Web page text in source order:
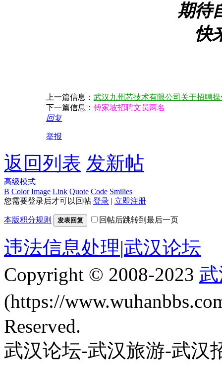
期待
快
上一篇信息： 武汉九州芯技术有限公司关于招聘
下一篇信息： 傅家坡招聘文员两名
回复
举报
返回列表 发新帖
高级模式
B Color Image Link Quote Code Smilies
您需要登录后才可以回帖 登录 | 立即注册
本版积分规则 发表回复 回帖后跳转到最后一页
违法信息处理|武汉论坛
Copyright © 2008-2023
(https://
Reserved.
武汉论坛-武汉旅游-武汉